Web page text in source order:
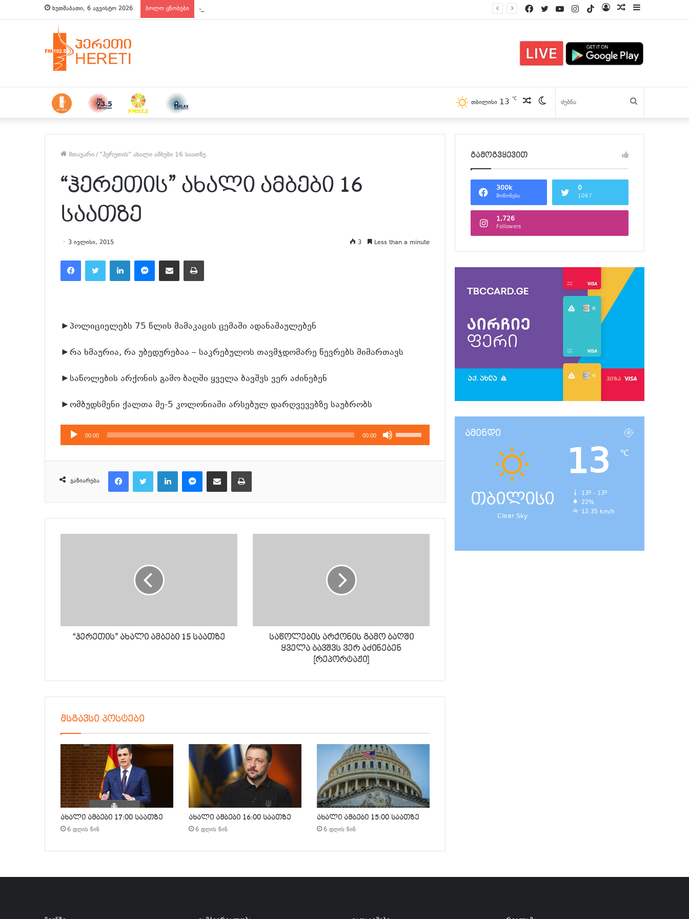
ხუთშაბათი, 6 აგვისტო 2026 ბოლო ცნობები ახალი ამბები 14:00 საათზე პოსტები
Log
TikTok
Instagram
YouTube
Twitter
Facebook
Switch
skin
პოსტები
თბილისი 13 ℃
მთავარი/ “ჰერეთის” ახალი ამბები 16 საათზე
“ჰერეთის” ახალი ამბები 16
საათზე
3 ივლისი, 2015 3 Less than a minute
►პოლიციელებს 75 წლის მამაკაცის ცემაში ადანაშაულებენ
►რა ხმაურია, რა უბედურებაა – საკრებულოს თავმჯდომარე წევრებს მიმართავს
►საწოლების არქონის გამო ბაღში ყველა ბავშვს ვერ აძინებენ
►ომბუდსმენი ქალთა მე-5 კოლონიაში არსებულ დარღვევებზე საუბრობს
აუდიო
დამკვრელი
00:00 00:00
გამოიყენეთ
კლავჲშები
გაზიარება
“ჰერეთის” ახალი ამბები 15 საათზე
საწოლების არქონის გამო ბაღში
ყველა ბავშვს ვერ აძინებენ
[რეპორტაჟი]
მსგავსი პოსტები
ახალი ამბები 17:00 საათზე
6 დღის წინ
ახალი ამბები 16:00 საათზე
6 დღის წინ
ახალი ამბები 15:00 საათზე
6 დღის წინ
გამოგვყევით
300k
მოწონება
0
1067
1,726
Followers
ამინდი
თბილისი
Clear Sky
13 ℃
13º - 13º
22%
12.35 km/h